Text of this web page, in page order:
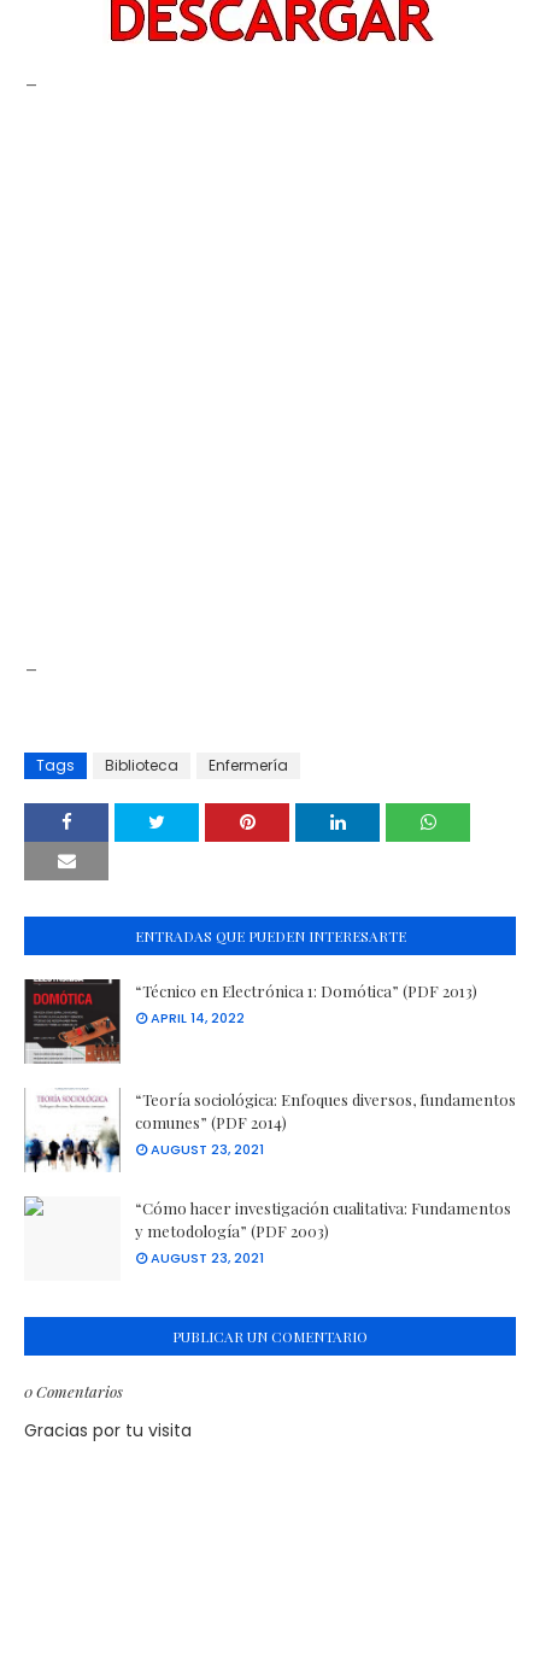
Tags Biblioteca Enfermería
ENTRADAS QUE PUEDEN INTERESARTE
“Técnico en Electrónica 1: Domótica” (PDF 2013)
APRIL 14, 2022
“Teoría sociológica: Enfoques diversos, fundamentos
comunes” (PDF 2014)
AUGUST 23, 2021
“Cómo hacer investigación cualitativa: Fundamentos
y metodología” (PDF 2003)
AUGUST 23, 2021
PUBLICAR UN COMENTARIO
0 Comentarios
Gracias por tu visita